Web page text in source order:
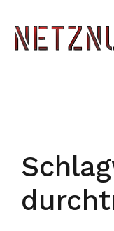
Inhalt
springen